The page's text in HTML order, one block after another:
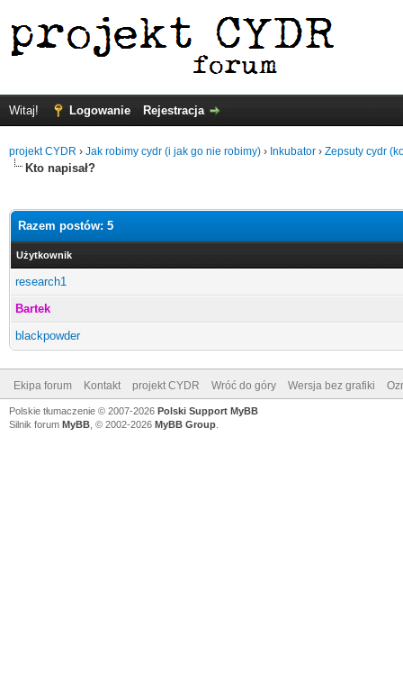
Witaj! Logowanie Rejestracja
projekt CYDR › Jak robimy cydr (i jak go nie robimy) › Inkubator › Zepsuty cydr
Kto napisał?
Razem postów: 5
Użytkownik
research1
Bartek
blackpowder
Ekipa forum Kontakt projekt CYDR Wróć do góry Wersja bez grafiki
Polskie tłumaczenie © 2007-2026 Polski Support MyBB
Silnik forum MyBB , © 2002-2026 MyBB Group